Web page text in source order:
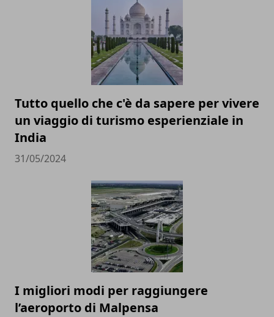
Tutto quello che c'è da sapere per vivere
un viaggio di turismo esperienziale in
India
31/05/2024
I migliori modi per raggiungere
l’aeroporto di Malpensa